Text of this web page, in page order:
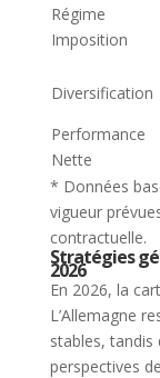
Régime
Imposition
Diversification
Performance
Nette
* Données
vigueur
contractuelle.
Stratégies
2026
En 2026, la
L’Allemagne
stables, tandis
perspectives